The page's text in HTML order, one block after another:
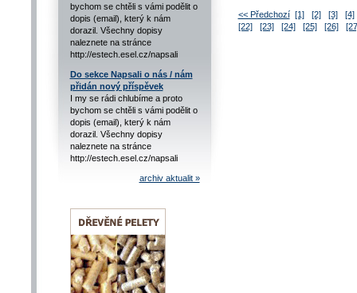
bychom se chtěli s vámi podělit o
dopis (email), který k nám
dorazil. Všechny dopisy
naleznete na stránce
http://estech.esel.cz/napsali
Do sekce Napsali o nás / nám
přidán nový příspěvek
I my se rádi chlubíme a proto
bychom se chtěli s vámi podělit o
dopis (email), který k nám
dorazil. Všechny dopisy
naleznete na stránce
http://estech.esel.cz/napsali
archiv aktualit »
<< Předchozí [1] [2] [3]
[4]
[22]
[23] [24] [25] [26]